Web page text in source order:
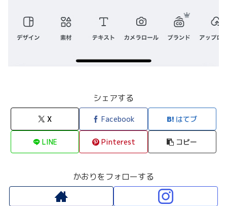
シェアする
X Facebook はてブ
LINE Pinterest コピー
かおりをフォローする